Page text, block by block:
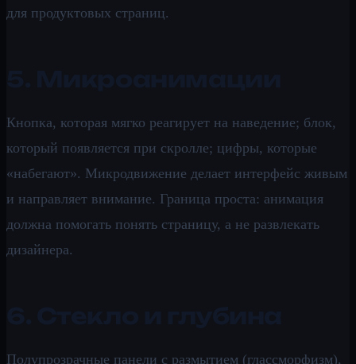
для продуктовых страниц.
Кнопка, которая мягко реагирует на наведение; блок,
который появляется при скролле; цифры, которые
«набегают». Микродвижение делает интерфейс живым
и направляет внимание. Граница проста: анимация
должна помогать понять страницу, а не развлекать
дизайнера.
Полупрозрачные панели с размытием (глассморфизм),